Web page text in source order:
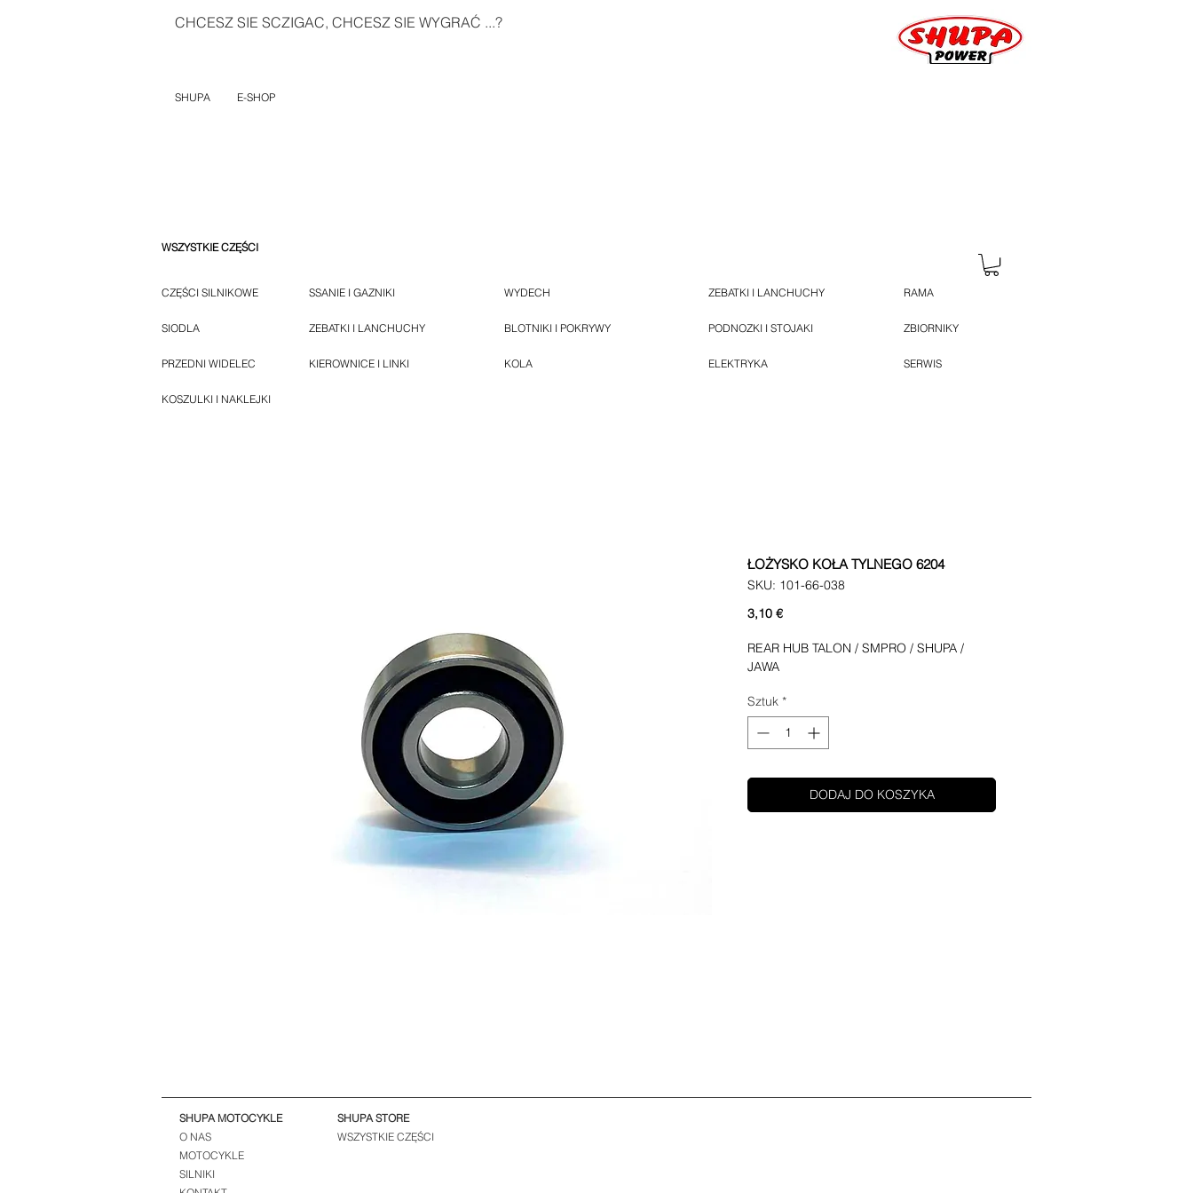
CHCESZ SIE SCZIGAC, CHCESZ SIE WYGRAĆ ...?
SHUPA E-SHOP
WSZYSTKIE CZĘŚCI
CZĘŚCI SILNIKOWE
SIODLA
PRZEDNI WIDELEC
SSANIE I GAZNIKI
ZEBATKI I LANCHUCHY
KIEROWNICE I LINKI
WYDECH
BLOTNIKI I POKRYWY
KOLA
ZEBATKI I LANCHUCHY
PODNOZKI I STOJAKI
ELEKTRYKA
RAMA
ZBIORNIKY
SERWIS
KOSZULKI I NAKLEJKI
ŁOŻYSKO KOŁA TYLNEGO 6204
SKU: 101-66-038
3,10 €Cena
REAR HUB TALON / SMPRO / SHUPA /
JAWA
Sztuk *
DODAJ DO KOSZYKA
SHUPA MOTOCYKLE
O NAS
MOTOCYKLE
SILNIKI
SHUPA STORE
WSZYSTKIE CZĘŚCI